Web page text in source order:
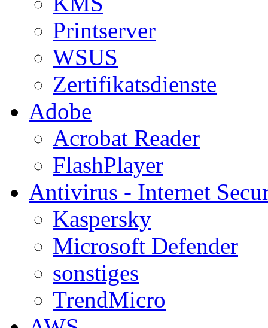
Printserver
WSUS
Zertifikatsdienste
Adobe
Acrobat Reader
FlashPlayer
Antivirus - Internet
Kaspersky
Microsoft Defender
sonstiges
TrendMicro